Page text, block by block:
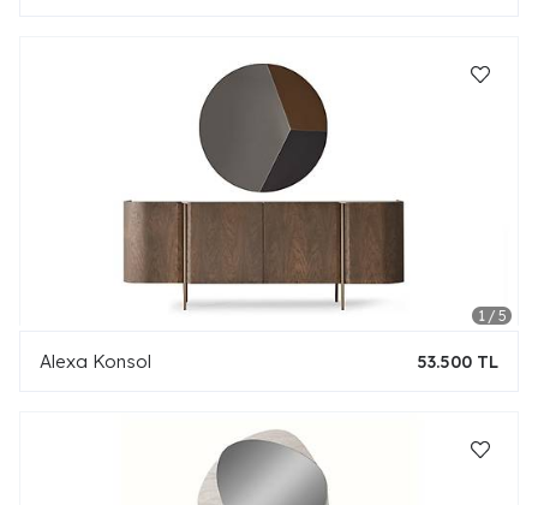
Alexa Konsol 53.500 TL